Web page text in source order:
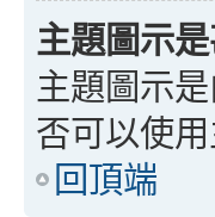
主題圖示
主題圖示
否可以使
回頂端